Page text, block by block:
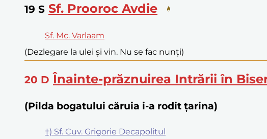
19 S Sf. Prooroc Avdie
Sf. Mc. Varlaam
(Dezlegare la ulei și vin. Nu se fac nunți)
20 D Înainte-prăznuirea Intrării în
(Pilda bogatului căruia i-a rodit țarina)
†) Sf. Cuv. Grigorie Decapolitul